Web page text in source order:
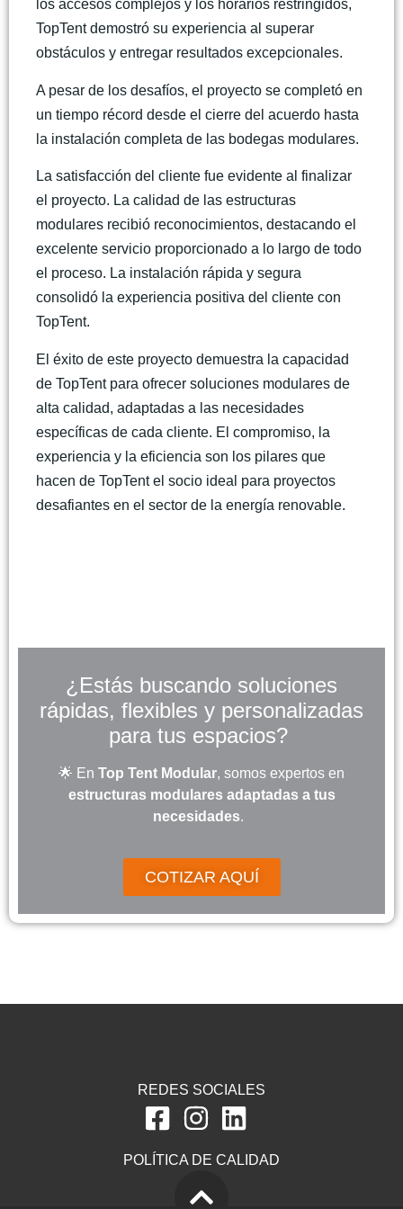
los accesos complejos y los horarios restringidos,
TopTent demostró su experiencia al superar
obstáculos y entregar resultados excepcionales.
A pesar de los desafíos, el proyecto se completó en
un tiempo récord desde el cierre del acuerdo hasta
la instalación completa de las bodegas modulares.
La satisfacción del cliente fue evidente al finalizar
el proyecto. La calidad de las estructuras
modulares recibió reconocimientos, destacando el
excelente servicio proporcionado a lo largo de todo
el proceso. La instalación rápida y segura
consolidó la experiencia positiva del cliente con
TopTent.
El éxito de este proyecto demuestra la capacidad
de TopTent para ofrecer soluciones modulares de
alta calidad, adaptadas a las necesidades
específicas de cada cliente. El compromiso, la
experiencia y la eficiencia son los pilares que
hacen de TopTent el socio ideal para proyectos
desafiantes en el sector de la energía renovable.
¿Estás buscando soluciones
rápidas, flexibles y personalizadas
para tus espacios?
🌟 En Top Tent Modular, somos expertos en
estructuras modulares adaptadas a tus
necesidades.
COTIZAR AQUÍ
REDES SOCIALES
POLÍTICA DE CALIDAD